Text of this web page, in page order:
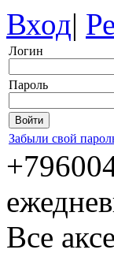
Вход|
Логин
Пароль
Забыли свой
Все